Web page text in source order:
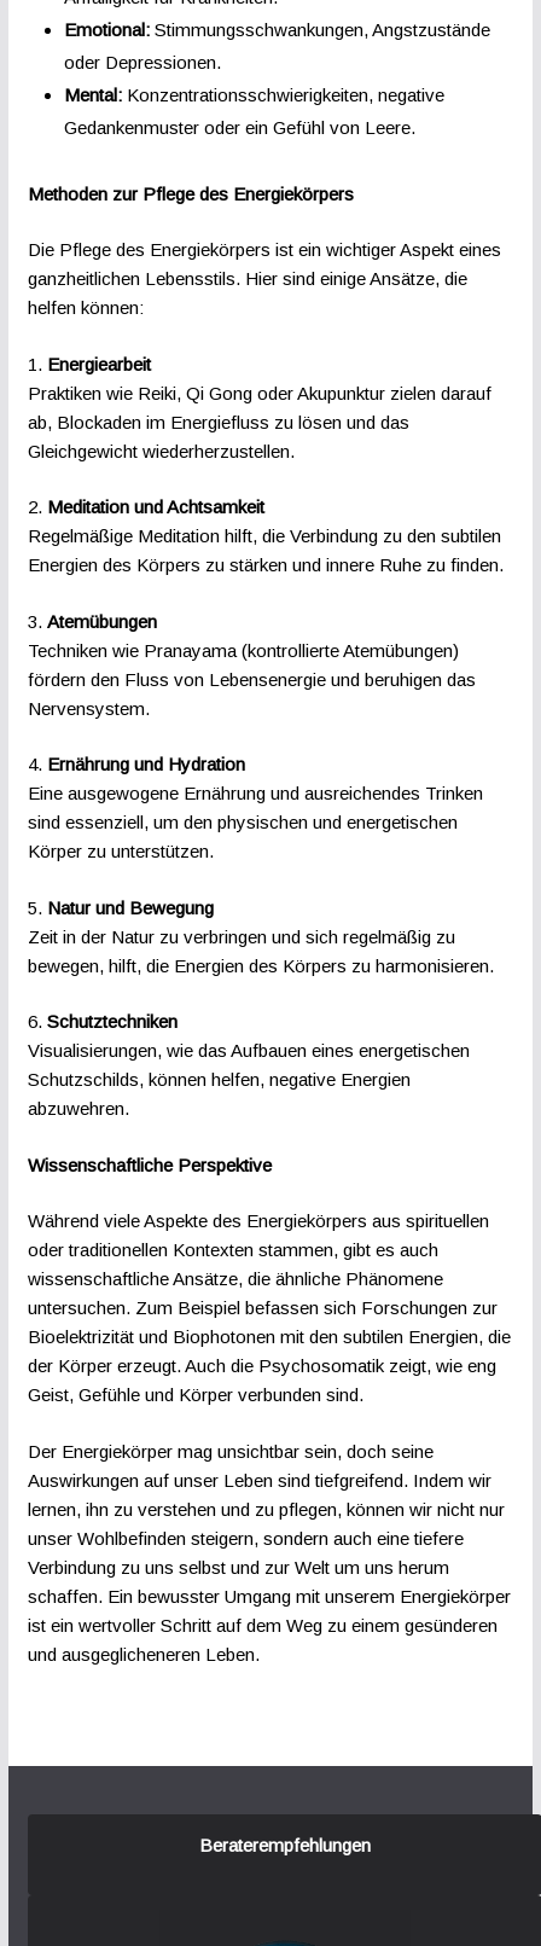
Emotional:Stimmungsschwankungen, Angstzustände
oder Depressionen.
Mental:Konzentrationsschwierigkeiten, negative
Gedankenmuster oder ein Gefühl von Leere.
Methoden zur Pflege des Energiekörpers
Die Pflege des Energiekörpers ist ein wichtiger Aspekt eines
ganzheitlichen Lebensstils. Hier sind einige Ansätze, die
helfen können:
1. Energiearbeit
Praktiken wie Reiki, Qi Gong oder Akupunktur zielen darauf
ab, Blockaden im Energiefluss zu lösen und das
Gleichgewicht wiederherzustellen.
2. Meditation und Achtsamkeit
Regelmäßige Meditation hilft, die Verbindung zu den subtilen
Energien des Körpers zu stärken und innere Ruhe zu finden.
3. Atemübungen
Techniken wie Pranayama (kontrollierte Atemübungen)
fördern den Fluss von Lebensenergie und beruhigen das
Nervensystem.
4. Ernährung und Hydration
Eine ausgewogene Ernährung und ausreichendes Trinken
sind essenziell, um den physischen und energetischen
Körper zu unterstützen.
5. Natur und Bewegung
Zeit in der Natur zu verbringen und sich regelmäßig zu
bewegen, hilft, die Energien des Körpers zu harmonisieren.
6. Schutztechniken
Visualisierungen, wie das Aufbauen eines energetischen
Schutzschilds, können helfen, negative Energien
abzuwehren.
Wissenschaftliche Perspektive
Während viele Aspekte des Energiekörpers aus spirituellen
oder traditionellen Kontexten stammen, gibt es auch
wissenschaftliche Ansätze, die ähnliche Phänomene
untersuchen. Zum Beispiel befassen sich Forschungen zur
Bioelektrizität und Biophotonen mit den subtilen Energien, die
der Körper erzeugt. Auch die Psychosomatik zeigt, wie eng
Geist, Gefühle und Körper verbunden sind.
Der Energiekörper mag unsichtbar sein, doch seine
Auswirkungen auf unser Leben sind tiefgreifend. Indem wir
lernen, ihn zu verstehen und zu pflegen, können wir nicht nur
unser Wohlbefinden steigern, sondern auch eine tiefere
Verbindung zu uns selbst und zur Welt um uns herum
schaffen. Ein bewusster Umgang mit unserem Energiekörper
ist ein wertvoller Schritt auf dem Weg zu einem gesünderen
und ausgeglicheneren Leben.
Beraterempfehlungen